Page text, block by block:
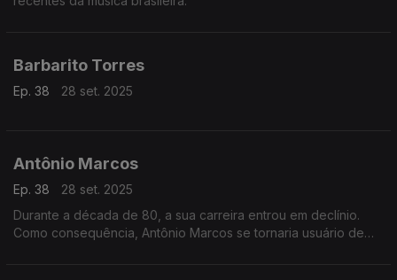
Barbarito Torres
Ep. 38 28 set. 2025
Antônio Marcos
Ep. 38
28 set. 2025
Durante a década de 80, a sua carreira entrou em declínio.
Como consequência, Antônio Marcos se tornaria usuário de